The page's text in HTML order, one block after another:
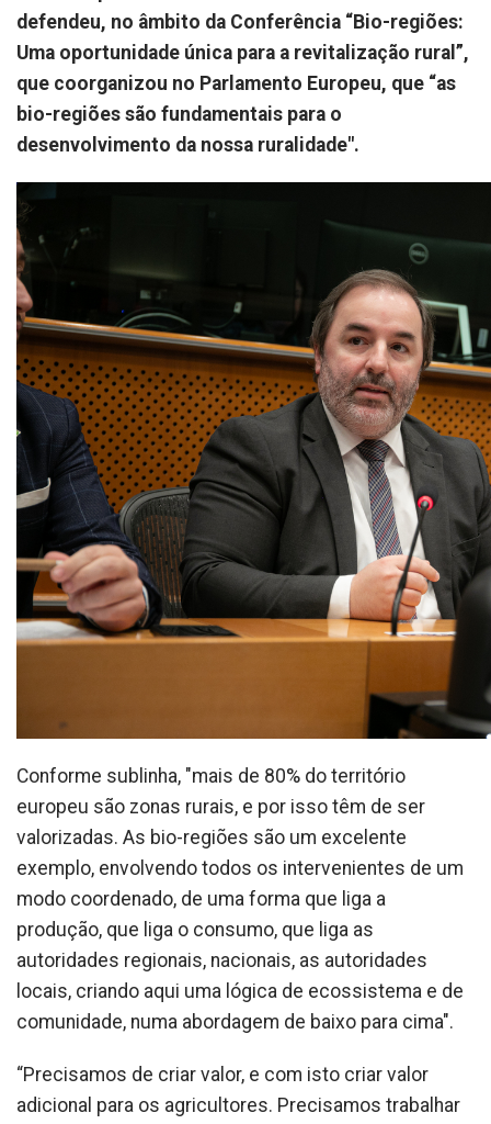
defendeu, no âmbito da Conferência “Bio-regiões:
Uma oportunidade única para a revitalização rural”,
que coorganizou no Parlamento Europeu, que “as
bio-regiões são fundamentais para o
desenvolvimento da nossa ruralidade".
Conforme sublinha, "mais de 80% do território
europeu são zonas rurais, e por isso têm de ser
valorizadas. As bio-regiões são um excelente
exemplo, envolvendo todos os intervenientes de um
modo coordenado, de uma forma que liga a
produção, que liga o consumo, que liga as
autoridades regionais, nacionais, as autoridades
locais, criando aqui uma lógica de ecossistema e de
comunidade, numa abordagem de baixo para cima".
“Precisamos de criar valor, e com isto criar valor
adicional para os agricultores. Precisamos trabalhar